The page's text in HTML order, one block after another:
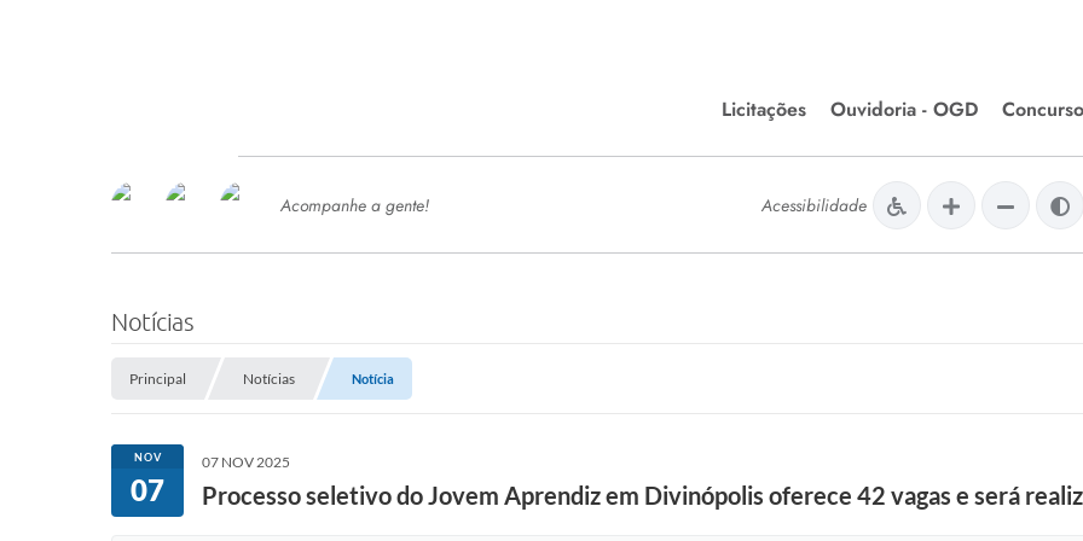
Licitações
Editais de Licitações
Chamamentos Públicos
Ouvidoria - OGD
SERVIÇOS
SEMED
Processo de Contratação -
Concursos e Processos Seletivos
Esporte
Meio Ambiente
Diário Oficial
Acompanhe a gente! Acessibilidade
Notícias
Principal Notícias Notícia
NOV
07
07 NOV 2025
Processo seletivo do Jovem Aprendiz em Divinópolis oferece 42 vagas e será